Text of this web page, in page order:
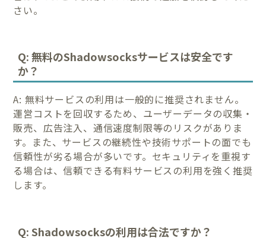
さい。
Q: 無料のShadowsocksサービスは安全です
か？
A: 無料サービスの利用は一般的に推奨されません。
運営コストを回収するため、ユーザーデータの収集・
販売、広告注入、通信速度制限等のリスクがありま
す。また、サービスの継続性や技術サポートの面でも
信頼性が劣る場合が多いです。セキュリティを重視す
る場合は、信頼できる有料サービスの利用を強く推奨
します。
Q: Shadowsocksの利用は合法ですか？